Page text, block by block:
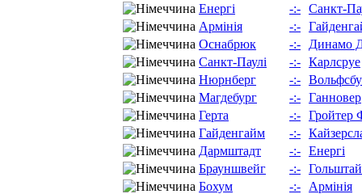
Енергі
-:- Санкт-
Армінія
-:-
Оснабрюк
-:-
Динамо
Санкт-Паулі
-:- Карлсруе
Нюрнберг
-:-
Магдебург
-:- Ганновер
Герта
-:- Гройтер
Гайденгайм
-:-
Дармштадт
-:- Енергі
Брауншвейг
-:-
Бохум
-:-
Армінія